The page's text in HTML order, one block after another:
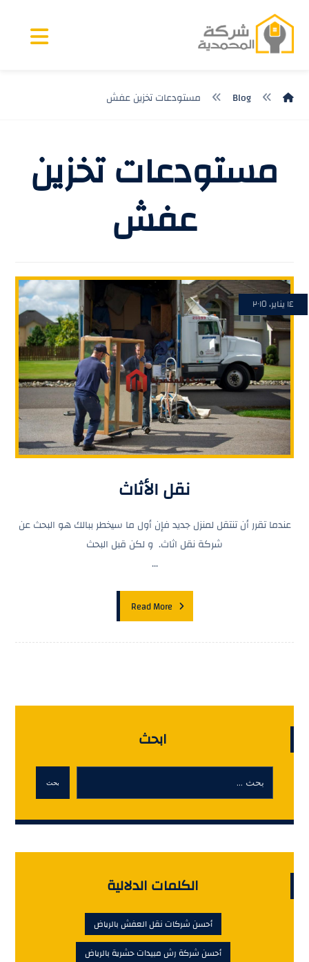
Blog مستودعات تخزين عفش
مستودعات تخزين
عفش
نقل الأثاث
١٤ يناير، ٢٠١٥
عندما تقرر أن تنتقل لمنزل جديد فإن أول ما سيخطر ببالك هو البحث عن
شركة نقل اثاث. و لكن قبل البحث
...
Read More
ابحث
بحث
الكلمات الدلالية
أحسن شركات نقل العفش بالرياض
أحسن شركة رش مبيدات حشرية بالرياض